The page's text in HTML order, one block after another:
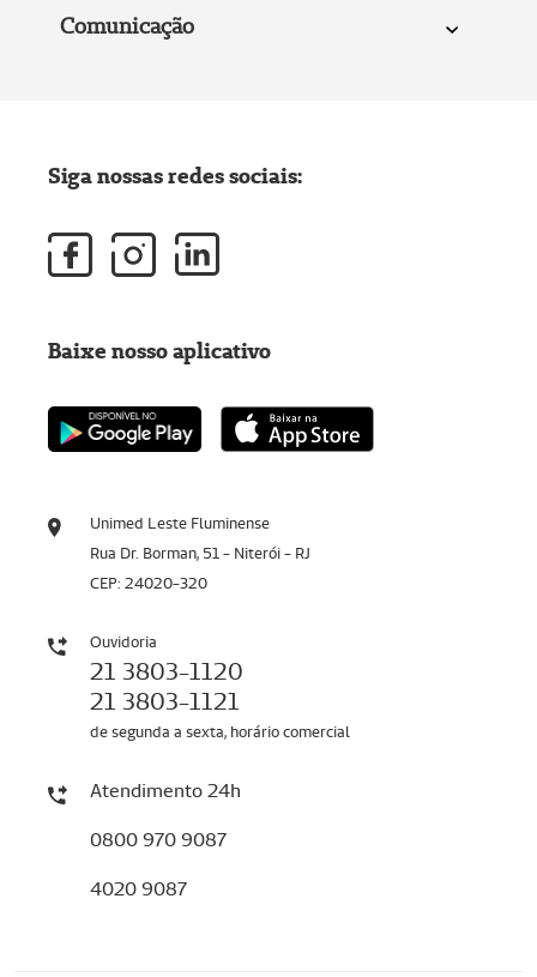
Comunicação
Unimed Leste Fluminense
Rua Dr. Borman, 51 - Niterói - RJ
CEP: 24020-320
Ouvidoria
21 3803-1120
21 3803-1121
de segunda a sexta, horário comercial
Atendimento 24h
0800 970 9087
4020 9087
Siga nossas redes sociais:
Baixe nosso aplicativo